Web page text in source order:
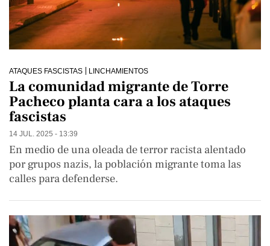
ATAQUES FASCISTAS LINCHAMIENTOS
La comunidad migrante de Torre
Pacheco planta cara a los ataques
fascistas
14 JUL. 2025 - 13:39
En medio de una oleada de terror racista alentado
por grupos nazis, la población migrante toma las
calles para defenderse.